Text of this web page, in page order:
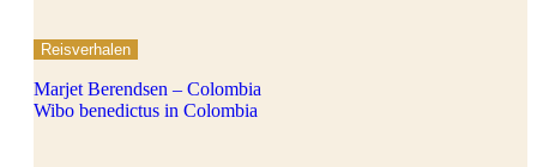
Reisverhalen
Marjet Berendsen – Colombia
Wibo benedictus in Colombia